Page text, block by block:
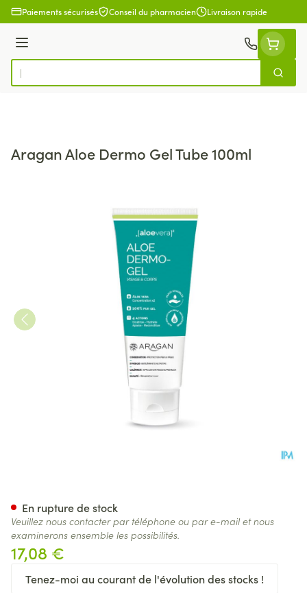
Aller au contenu
Paiements sécurisés Conseil du pharmacien Livraison rapide
Menu
Rechercher
Aragan Aloe Dermo Gel Tube 100ml
17,08 €
Tenez-moi au courant de l'évolution des stocks !
En rupture de stock
Veuillez nous contacter par téléphone ou par e-mail et nous
examinerons ensemble les possibilités.